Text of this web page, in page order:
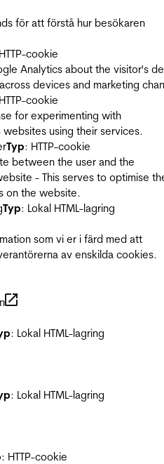
för att förstå hur besökaren
cookie
Analytics about the visitor's
devices and marketing
cookie
for experimenting with
using their services.
Typ: HTTP-cookie
between the user and the
- This serves to optimise
on the website.
Typ: Lokal HTML-lagring
som vi er i färd med att
av enskilda cookies.
: Lokal HTML-lagring
: Lokal HTML-lagring
: HTTP-cookie